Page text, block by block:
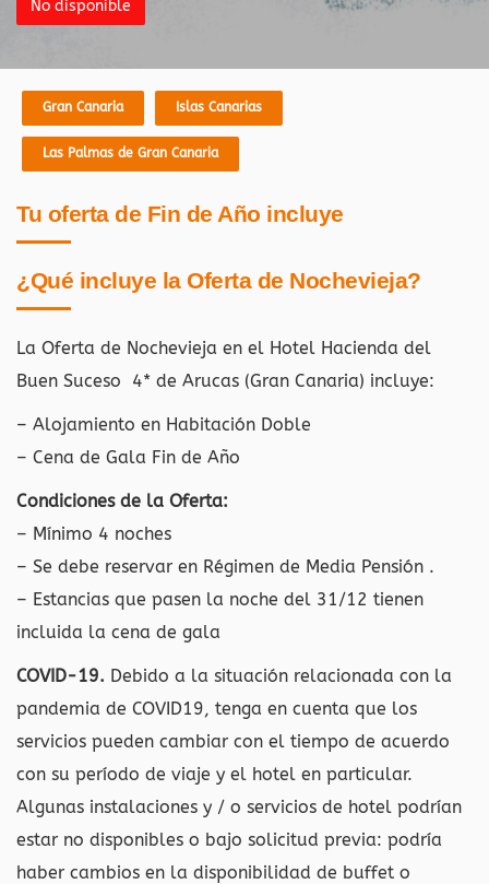
No disponible
Gran Canaria Islas Canarias
Las Palmas de Gran Canaria
Tu oferta de Fin de Año incluye
¿Qué incluye la Oferta de Nochevieja?
La Oferta de Nochevieja en el Hotel Hacienda del
Buen Suceso 4* de Arucas (Gran Canaria) incluye:
– Alojamiento en Habitación Doble
– Cena de Gala Fin de Año
Condiciones de la Oferta:
– Mínimo 4 noches
– Se debe reservar en Régimen de Media Pensión .
– Estancias que pasen la noche del 31/12 tienen
incluida la cena de gala
COVID-19. Debido a la situación relacionada con la
pandemia de COVID19, tenga en cuenta que los
servicios pueden cambiar con el tiempo de acuerdo
con su período de viaje y el hotel en particular.
Algunas instalaciones y / o servicios de hotel podrían
estar no disponibles o bajo solicitud previa: podría
haber cambios en la disponibilidad de buffet o